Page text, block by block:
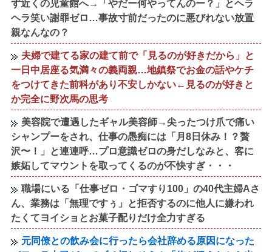
ず近くの児童館へ→「やだー何やってんのー？」とヘラ
ヘラ笑い謝罪ゼロ…事故寸前だったのに悪びれない放置
親なんなの？
夫婦で建てる家の建て前で「見るのが好きだから」と
一日中居座る気満々の義両親…地鎮祭でお金の話やケチ
をつけてきた前科があり不安しかない←見るのが好きと
か完全に野次馬の思考
美容院で遭遇したギャル美容師→尖ったつけ爪で痛い
シャンプーをされ、仕事の愚痴には「月8日休み！？贅
沢〜！」と連連呼…プロ意識ゼロの身だしなみと、客に
嫉妬してマウントを取ってくるのが不快すぎ・・・
職場にいる「仕事ゼロ・ゴマすり100」の40代主婦Aさ
ん、業務は「無理ですぅ」と拒否するのに他人に嫌われ
たくてヨイショとお菓子配りだけ全力すぎる
元同僚との飲み会に行ったら会社辞める原因になった